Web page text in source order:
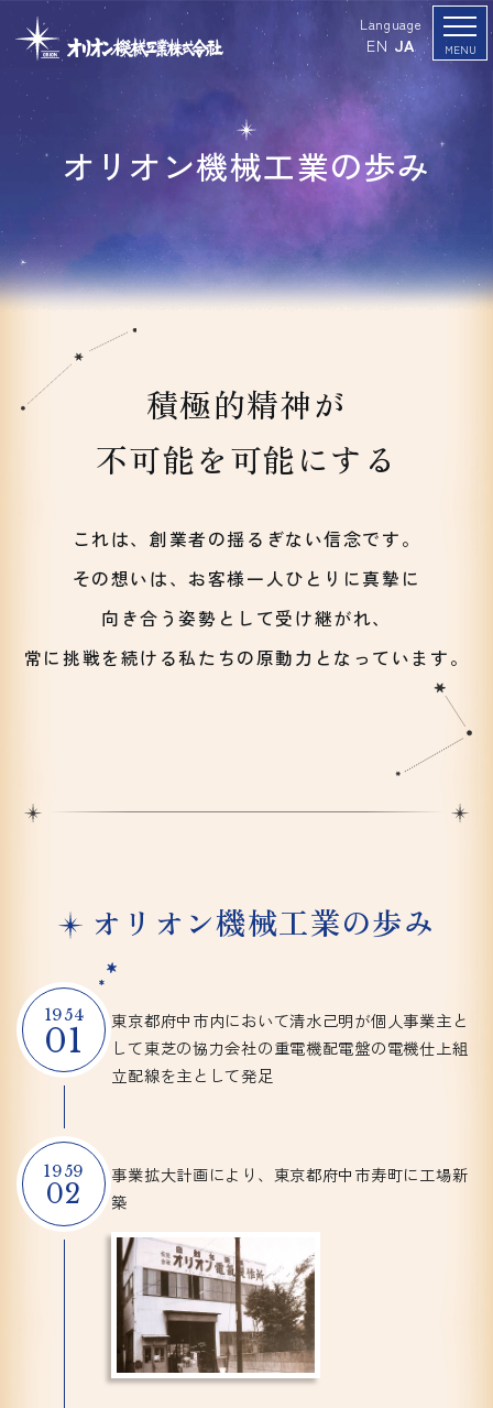
Language
EN JA
オリオン機械工業の歩み
積極的精神が
不可能を可能にする
これは、創業者の揺るぎない信念です。
その想いは、お客様一人ひとりに真摯に
向き合う姿勢として受け継がれ、
常に挑戦を続ける私たちの原動力となっています。
オリオン機械工業の歩み
1954
01
東京都府中市内において清水己明が個人事業主と
して東芝の協力会社の重電機配電盤の電機仕上組
立配線を主として発足
1959
02
事業拡大計画により、 東京都府中市寿町に工場新
築